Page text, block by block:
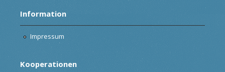
Information
Impressum
Kooperationen